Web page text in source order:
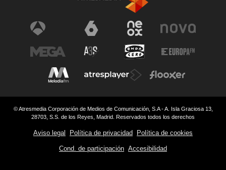
© Atresmedia Corporación de Medios de Comunicación, S.A - A. Isla Graciosa 13,
28703, S.S. de los Reyes, Madrid. Reservados todos los derechos
Aviso legal Política de privacidad Política de cookies
Cond. de participación Accesibilidad